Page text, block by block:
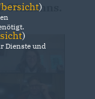
)
)
Dienste und